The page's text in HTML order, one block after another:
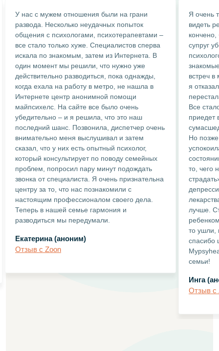
У нас с мужем отношения были на грани
развода. Несколько неудачных попыток
общения с психологами, психотерапевтами –
все стало только хуже. Специалистов сперва
искала по знакомым, затем из Интернета. В
один момент мы решили, что нужно уже
действительно разводиться, пока однажды,
когда ехала на работу в метро, не нашла в
Интернете центр анонимной помощи
майпсихелс. На сайте все было очень
убедительно – и я решила, что это наш
последний шанс. Позвонила, диспетчер очень
внимательно меня выслушивал и затем
сказал, что у них есть опытный психолог,
который консультирует по поводу семейных
проблем, попросил пару минут подождать
звонка от специалиста. Я очень признательна
центру за то, что нас познакомили с
настоящим профессионалом своего дела.
Теперь в нашей семье гармония и
разводиться мы передумали.
Екатерина (аноним)
Отзыв с Zoon
Я очень
видеть
супруг
встреч
я
Все
приедет
Но
то, чего
лучше.
то ушли,
спасибо
семьи!
Инга
Отзыв с